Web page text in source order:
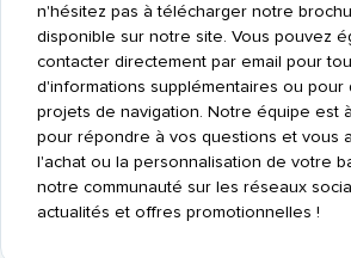
n'hésitez pas à télécharger notre
disponible sur notre site. Vous pouvez
contacter directement par email pour
d'informations supplémentaires ou pour
projets de navigation. Notre équipe est
pour répondre à vos questions et vous
l'achat ou la personnalisation de votre
notre communauté sur les réseaux
actualités et offres promotionnelles !